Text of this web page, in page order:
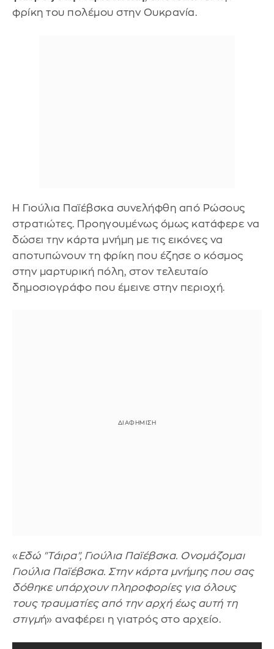
φρίκη του πολέμου στην Ουκρανία.
Η Γιούλια Παϊέβσκα συνελήφθη από Ρώσους
στρατιώτες. Προηγουμένως όμως κατάφερε να
δώσει την κάρτα μνήμη με τις εικόνες να
αποτυπώνουν τη φρίκη που έζησε ο κόσμος
στην μαρτυρική πόλη, στον τελευταίο
δημοσιογράφο που έμεινε στην περιοχή.
«Εδώ "Τάιρα", Γιούλια Παϊέβσκα. Ονομάζομαι
Γιούλια Παϊέβσκα. Στην κάρτα μνήμης που σας
δόθηκε υπάρχουν πληροφορίες για όλους
τους τραυματίες από την αρχή έως αυτή τη
στιγμή» αναφέρει η γιατρός στο αρχείο.